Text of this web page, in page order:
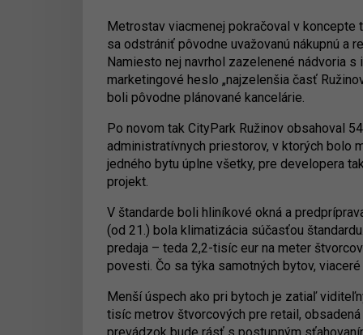
Metrostav viacmenej pokračoval v
sa odstrániť pôvodne uvažovanú nákupnú a
Namiesto nej navrhol zazelenené nádvoria
marketingové heslo „najzelenšia časť
boli pôvodne plánované kancelárie.
Po novom tak CityPark Ružinov obsahoval
administratívnych priestorov, v ktorých bolo
jedného bytu úplne všetky, pre developera
projekt.
V štandarde boli hliníkové okná a
(od 21.) bola klimatizácia súčasťou
predaja – teda 2,2-tisíc eur na meter
povesti. Čo sa týka samotných bytov,
Menší úspech ako pri bytoch je zatiaľ
tisíc metrov štvorcových pre retail,